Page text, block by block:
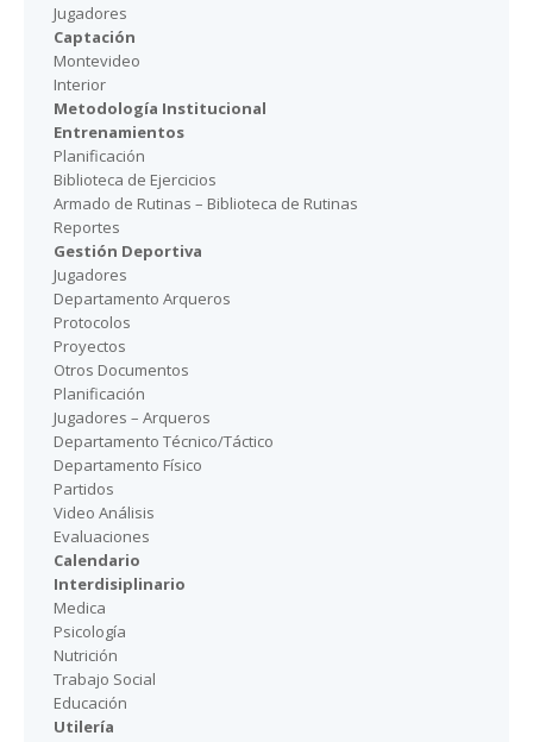
Jugadores
Captación
Montevideo
Interior
Metodología Institucional
Entrenamientos
Planificación
Biblioteca de Ejercicios
Armado de Rutinas – Biblioteca de Rutinas
Reportes
Gestión Deportiva
Jugadores
Departamento Arqueros
Protocolos
Proyectos
Otros Documentos
Planificación
Jugadores – Arqueros
Departamento Técnico/Táctico
Departamento Físico
Partidos
Video Análisis
Evaluaciones
Calendario
Interdisiplinario
Medica
Psicología
Nutrición
Trabajo Social
Educación
Utilería